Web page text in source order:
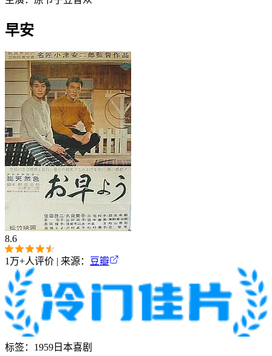
早安
8.6
1万+人评价 | 来源： 豆瓣
标签： 1959 日本喜剧